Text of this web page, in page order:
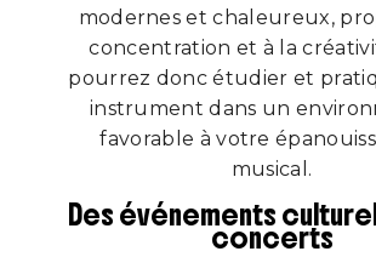
modernes et chaleureux,
concentration et à la
pourrez donc étudier et
instrument dans un
favorable à votre
musical.
Des événements
concerts